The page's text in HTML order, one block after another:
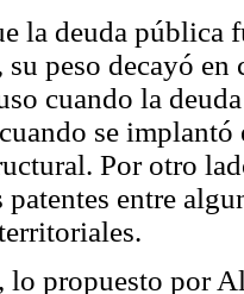
la deuda pública
su peso decayó
cuando la
se
Por otro
entre
propuesto por